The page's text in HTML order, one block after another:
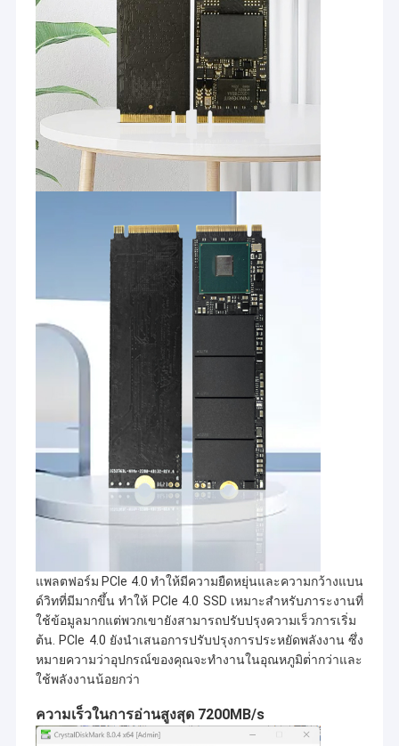
บ้าน
สินค้า
วิดีโอ
แพลตฟอร์ม PCIe 4.0 ทําให้มีความยืดหยุ่นและความกว้างแบน
ด์วิทที่มีมากขึ้น ทําให้ PCIe 4.0 SSD เหมาะสําหรับภาระงานที่
ใช้ข้อมูลมากแต่พวกเขายังสามารถปรับปรุงความเร็วการเริ่ม
ต้น. PCIe 4.0 ยังนําเสนอการปรับปรุงการประหยัดพลังงาน ซึ่ง
หมายความว่าอุปกรณ์ของคุณจะทํางานในอุณหภูมิต่ํากว่าและ
ใช้พลังงานน้อยกว่า
ความเร็วในการอ่านสูงสุด 7200MB/s
สำนักงานใหญ่ในเซินเจิ้นและมีสาขาในฮ่องกง หนานจิง และ
สิงคโปร์ เป็นองค์กรเทคโนโลยีขั้นสูงแห่งชาติและเป็นองค์กรขนาด
เล็กและขนาดกลางที่เชี่ยวชาญและเชี่ยวชาญ โดยมุ่งเน้นที่การวิจัย